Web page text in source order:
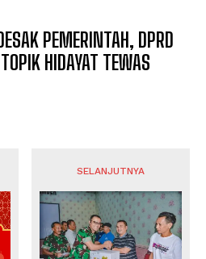
PEMERINTAH, DPRD
HIDAYAT TEWAS
SELANJUTNYA